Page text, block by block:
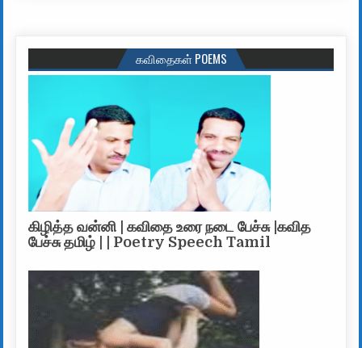
கவிதைகள் POEMS
கிழித்த வன்னி | கவிதை உரை நடை பேச்சு |கவித
பேச்சு தமிழ் | | Poetry Speech Tamil